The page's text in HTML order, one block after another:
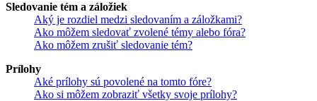
Sledovanie tém a záložiek
Aký je rozdiel medzi sledovaním a záložkami?
Ako môžem sledovať zvolené témy alebo fóra?
Ako môžem zrušiť sledovanie tém?
Prílohy
Aké prílohy sú povolené na tomto fóre?
Ako si môžem zobraziť všetky svoje prílohy?